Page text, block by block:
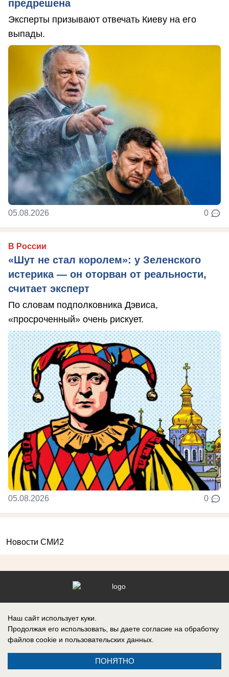
предрешена
Эксперты призывают отвечать Киеву на его
выпады.
05.08.2026 0
В России
«Шут не стал королем»: у Зеленского
истерика — он оторван от реальности,
считает эксперт
По словам подполковника Дэвиса,
«просроченный» очень рискует.
05.08.2026 0
Новости СМИ2
Вакансии
Контакты
Наш сайт использует куки.
Продолжая его использовать, вы даете согласие на обработку
файлов cookie и пользовательских данных.
ПОНЯТНО